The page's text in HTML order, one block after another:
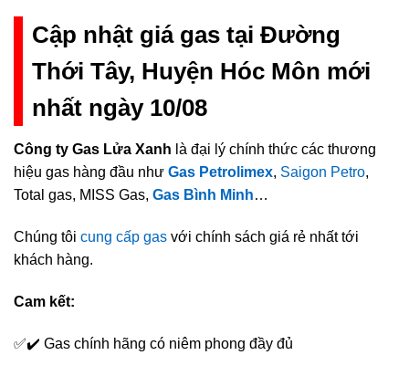
Cập nhật giá gas tại Đường
Thới Tây, Huyện Hóc Môn mới
nhất ngày 10/08
Công ty Gas Lửa Xanh là đại lý chính thức các thương
hiệu gas hàng đầu như Gas Petrolimex, Saigon Petro,
Total gas, MISS Gas, Gas Bình Minh…
Chúng tôi cung cấp gas với chính sách giá rẻ nhất tới
khách hàng.
Cam kết:
✅✔️ Gas chính hãng có niêm phong đầy đủ